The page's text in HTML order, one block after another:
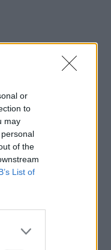
or
to
may
of the
List of